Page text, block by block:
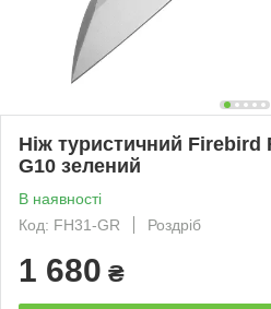
Ніж туристичний Firebird
G10 зелений
В наявності
Код: FH31-GR
Роздріб
1 680 ₴